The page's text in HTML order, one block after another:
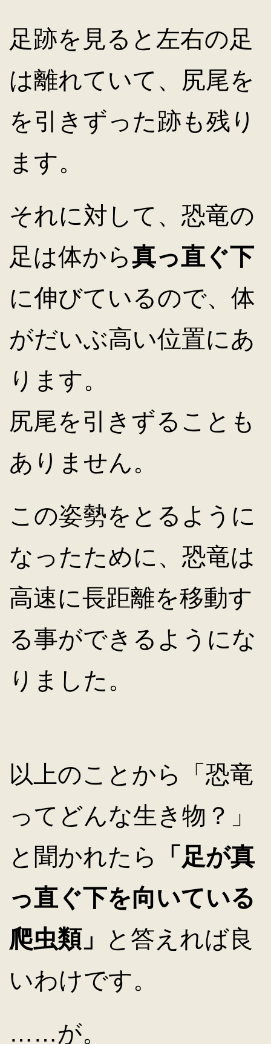
足跡を見ると左右の足
は離れていて、尻尾を
を引きずった跡も残り
ます。
それに対して、恐竜の
足は体から真っ直ぐ下
に伸びているので、体
がだいぶ高い位置にあ
ります。
尻尾を引きずることも
ありません。
この姿勢をとるように
なったために、恐竜は
高速に長距離を移動す
る事ができるようにな
りました。
以上のことから「恐竜
ってどんな生き物？」
と聞かれたら
「足が真
っ直ぐ下を向いている
爬虫類」
と答えれば良
いわけです。
……が。